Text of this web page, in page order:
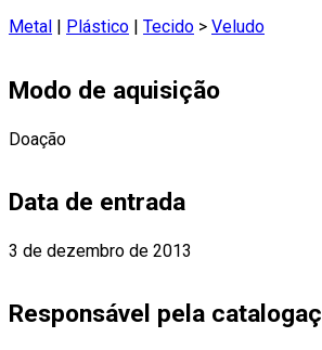
Metal Plástico Tecido > Veludo
Modo de aquisição
Doação
Data de entrada
3 de dezembro de 2013
Responsável pela